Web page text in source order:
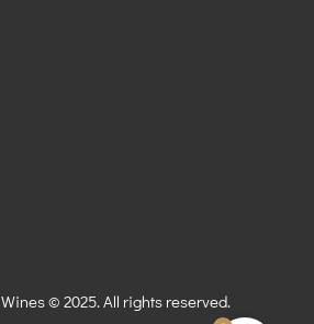
© 2025. All rights reserved.